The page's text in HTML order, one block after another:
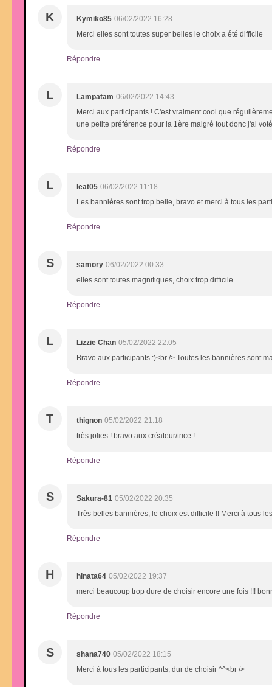
K Kymiko85 06/02/2022 16:28
Merci elles sont toutes super belles le choix a été difficile
Répondre
L Lampatam 06/02/2022 14:43
Merci aux participants ! C'est vraiment cool que
une petite préférence pour la 1ère malgré tout donc j'ai
Répondre
L leat05 06/02/2022 11:18
Les bannières sont trop belle, bravo et merci à tous les
Répondre
S samory 06/02/2022 00:33
elles sont toutes magnifiques, choix trop difficile
Répondre
L Lizzie Chan 05/02/2022 22:05
Bravo aux participants :)<br /> Toutes les bannières sont
Répondre
T thignon 05/02/2022 21:18
très jolies ! bravo aux créateur/trice !
Répondre
S Sakura-81 05/02/2022 20:35
Très belles bannières, le choix est difficile !! Merci à tous
Répondre
H hinata64 05/02/2022 19:37
merci beaucoup trop dure de choisir encore une fois !!!
Répondre
S shana740 05/02/2022 18:15
Merci à tous les participants, dur de choisir ^^<br />